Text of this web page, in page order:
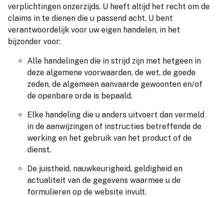
verplichtingen onzerzijds. U heeft altijd het recht om de
claims in te dienen die u passend acht. U bent
verantwoordelijk voor uw eigen handelen, in het
bijzonder voor:
Alle handelingen die in strijd zijn met hetgeen in
deze algemene voorwaarden, de wet, de goede
zeden, de algemeen aanvaarde gewoonten en/of
de openbare orde is bepaald.
Elke handeling die u anders uitvoert dan vermeld
in de aanwijzingen of instructies betreffende de
werking en het gebruik van het product of de
dienst.
De juistheid, nauwkeurigheid, geldigheid en
actualiteit van de gegevens waarmee u de
formulieren op de website invult.